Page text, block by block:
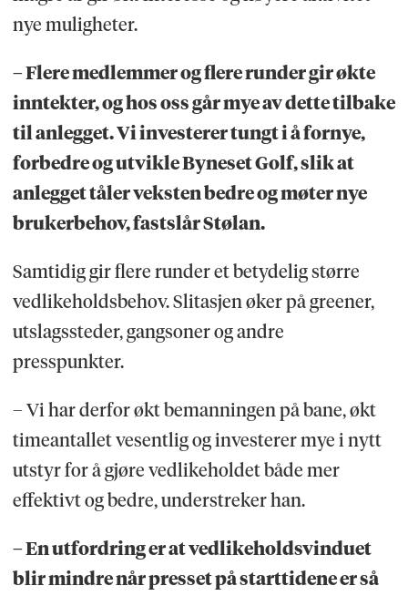
nye muligheter.
– Flere medlemmer og flere runder gir økte
inntekter, og hos oss går mye av dette tilbake
til anlegget. Vi investerer tungt i å fornye,
forbedre og utvikle Byneset Golf, slik at
anlegget tåler veksten bedre og møter nye
brukerbehov, fastslår Stølan.
Samtidig gir flere runder et betydelig større
vedlikeholdsbehov. Slitasjen øker på greener,
utslagssteder, gangsoner og andre
presspunkter.
– Vi har derfor økt bemanningen på bane, økt
timeantallet vesentlig og investerer mye i nytt
utstyr for å gjøre vedlikeholdet både mer
effektivt og bedre, understreker han.
– En utfordring er at vedlikeholdsvinduet
blir mindre når presset på starttidene er så